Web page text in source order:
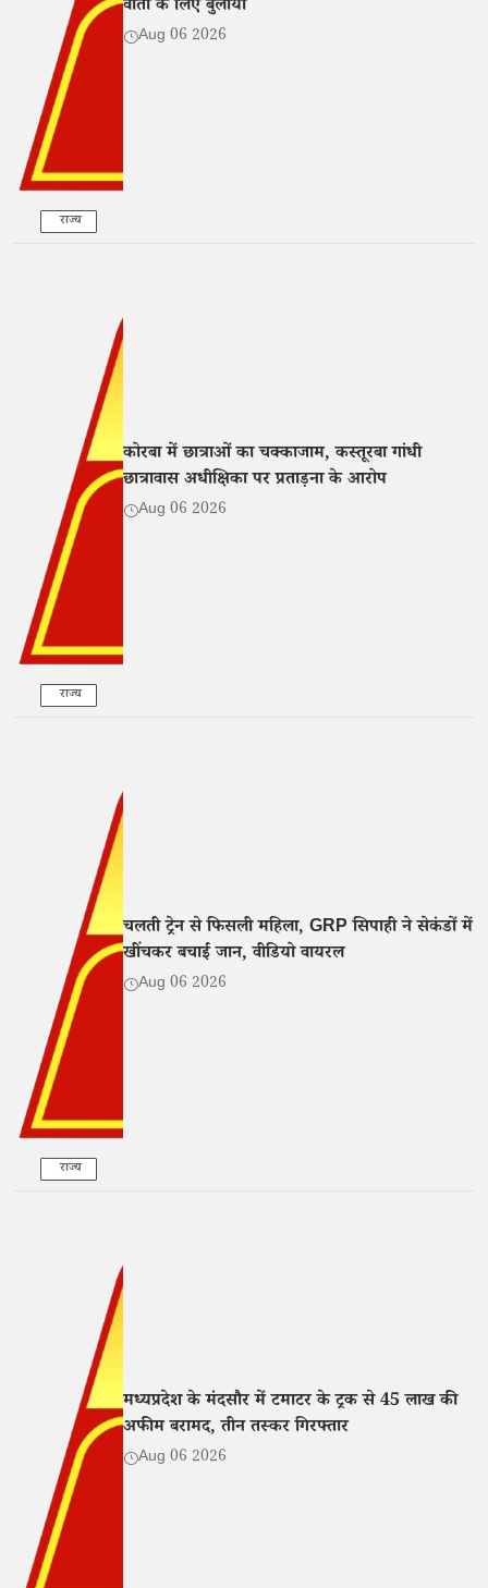
राज्य
वार्ता के लिए बुलाया
Aug 06 2026
राज्य
कोरबा में छात्राओं का चक्काजाम, कस्तूरबा गांधी
छात्रावास अधीक्षिका पर प्रताड़ना के आरोप
Aug 06 2026
राज्य
चलती ट्रेन से फिसली महिला, GRP सिपाही ने सेकंडों में
खींचकर बचाई जान, वीडियो वायरल
Aug 06 2026
मध्यप्रदेश के मंदसौर में टमाटर के ट्रक से 45 लाख की
अफीम बरामद, तीन तस्कर गिरफ्तार
Aug 06 2026